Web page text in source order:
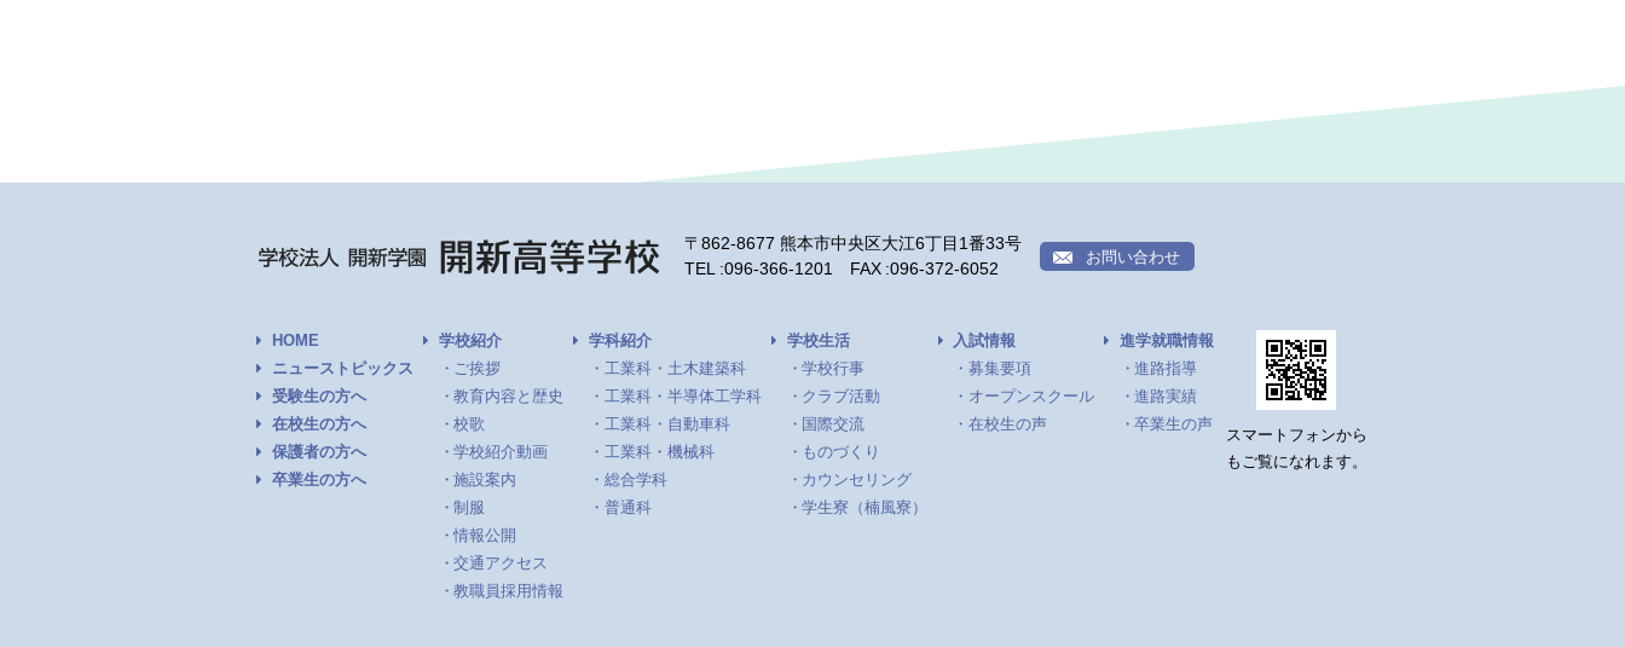
〒862-8677 熊本市中央区大江6丁目1番33号
TEL
096-366-1201 FAX 096-372-6052
お問い合わせ
HOME
ニューストピックス
受験生の方へ
在校生の方へ
保護者の方へ
卒業生の方へ
学校紹介
ご挨拶
教育内容と歴史
校歌
学校紹介動画
施設案内
制服
情報公開
交通アクセス
教職員採用情報
学科紹介
工業科・土木建築科
工業科・半導体工学科
工業科・自動車科
工業科・機械科
総合学科
普通科
学校生活
学校行事
クラブ活動
国際交流
ものづくり
カウンセリング
学生寮（楠風寮）
入試情報
募集要項
オープンスクール
在校生の声
進学就職情報
進路指導
進路実績
卒業生の声
スマートフォンから
もご覧になれます。